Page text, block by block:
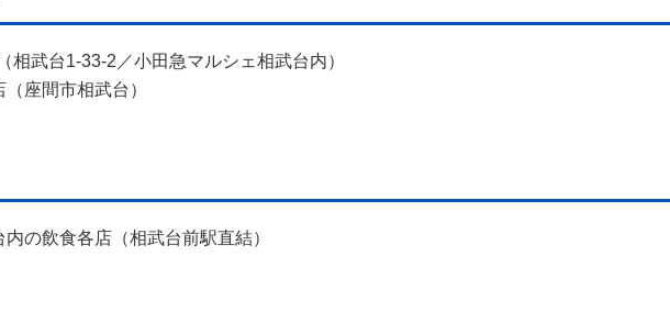
相武台1-33-2／小田急マルシェ相武台内）
座間市相武台）
の飲食各店（相武台前駅直結）